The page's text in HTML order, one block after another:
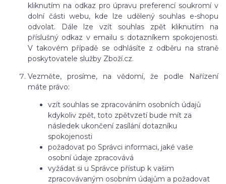
kliknutím na odkaz pro úpravu preferencí soukromí v
dolní části webu, kde lze udělený souhlas e-shopu
odvolat. Dále lze vzít souhlas zpět kliknutím na
příslušný odkaz v emailu s dotazníkem spokojenosti.
V takovém případě se odhlásíte z odběru na straně
poskytovatele služby Zboží.cz.
Vezměte, prosíme, na vědomí, že podle Nařízení
máte právo:
vzít souhlas se zpracováním osobních údajů
kdykoliv zpět, toto zpětvzetí bude mít za
následek ukončení zasílání dotazníku
spokojenosti
požadovat po Správci informaci, jaké vaše
osobní údaje zpracovává
vyžádat si u Správce přístup k vašim
zpracovávaným osobním údajům a požadovat